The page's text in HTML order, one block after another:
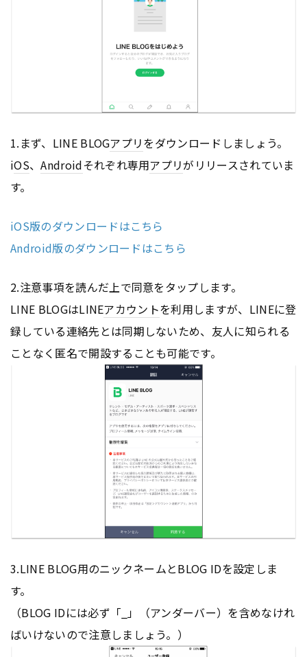
1.まず、LINE BLOGアプリをダウンロードしましょう。
iOS、Androidそれぞれ専用アプリがリリースされていま
す。
iOS版のダウンロードはこちら
Android版のダウンロードはこちら
2.注意事項を読んだ上で同意をタップします。
LINE BLOGはLINEアカウントを利用しますが、LINEに登
録している連絡先とは同期しないため、友人に知られる
ことなく匿名で開設することも可能です。
3.LINE BLOG用のニックネームとBLOG IDを設定しま
す。
（BLOG IDには必ず「_」（アンダーバー）を含めなけれ
ばいけないので注意しましょう。）